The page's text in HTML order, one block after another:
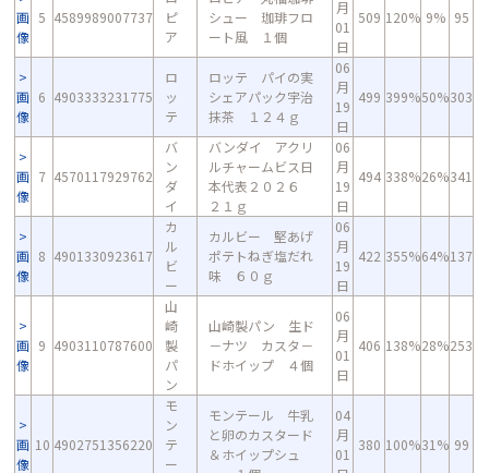
画
像
5 4589989007737
ピ
ア
シュー 珈琲フロ
ート風 １個
月
01
日
509 120% 9% 95
画
像
6 4903333231775
ロ
ッ
テ
ロッテ パイの実
シェアパック宇治
抹茶 １２４ｇ
06
月
19
日
499 399%50%303
画
像
7 4570117929762
バ
ン
ダ
イ
バンダイ アクリ
ルチャームビス日
本代表２０２６
２１ｇ
06
月
19
日
494 338%26%341
画
像
8 4901330923617
カ
ル
ビ
ー
カルビー 堅あげ
ポテトねぎ塩だれ
味 ６０ｇ
06
月
19
日
422 355%64%137
画
像
9 4903110787600
山
崎
製
パ
ン
山崎製パン 生ド
－ナツ カスタ－
ドホイップ ４個
06
月
01
日
406 138%28%253
画
像
10 4902751356220
モ
ン
テ
ー
モンテール 牛乳
と卵のカスタード
＆ホイップシュ
04
月
01
380 100%31% 99